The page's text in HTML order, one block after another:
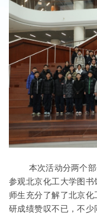
本次活动分两个部分
参观北京化工大学图
师生充分了解了北京
研成绩赞叹不已，不